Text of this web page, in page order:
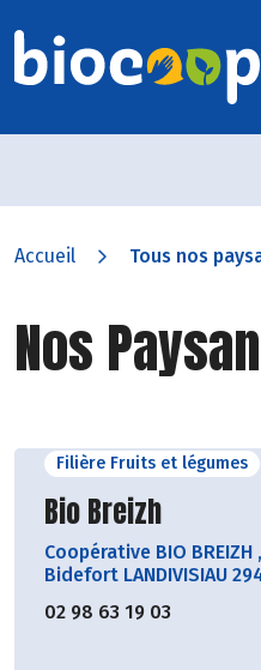
Accueil Tous nos
Nos
Filière Fruits et légumes
Découvrir le
Bio Breizh
Coopérative BIO BREIZH ,
Bidefort LANDIVISIAU
02 98 63 19 03